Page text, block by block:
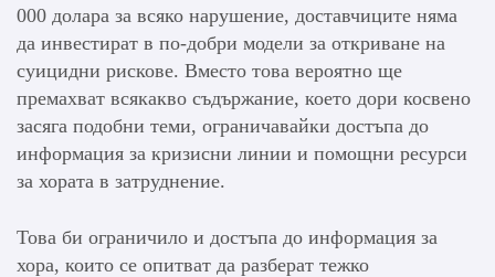
000 долара за всяко нарушение, доставчиците няма
да инвестират в по-добри модели за откриване на
суицидни рискове. Вместо това вероятно ще
премахват всякакво съдържание, което дори косвено
засяга подобни теми, ограничавайки достъпа до
информация за кризисни линии и помощни ресурси
за хората в затруднение.
Това би ограничило и достъпа до информация за
хора, които се опитват да разберат тежко